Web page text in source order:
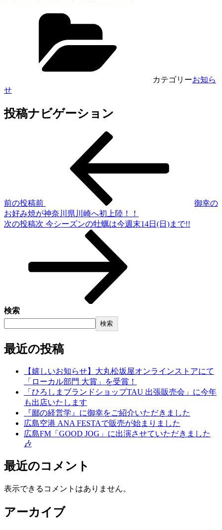
カテゴリーお知ら
せ
投稿ナビゲーション
前の投稿前
御幸の
お好み焼が神奈川県川崎へ初上陸！！
次の投稿次 今シーズンの牡蠣は今週末14日(日)まで!!
検索
検索
最近の投稿
【嬉しいお知らせ】大丸松坂屋オンラインストアにて
「ローカル部門 大賞」を受賞！
「ひろしまブランドショップTAU 出張販売会」に今年
も出店いたします
『鄙の経営学』に御幸をご紹介いただきました
広島空港 ANA FESTAで販売が始まりました
広島FM「GOOD JOG」に出演させていただきました
🎶
最近のコメント
表示できるコメントはありません。
アーカイブ